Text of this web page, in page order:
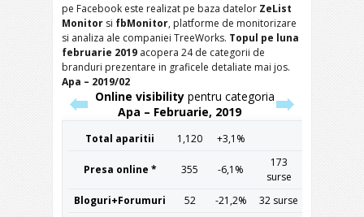
pe Facebook este realizat pe baza datelor ZeList
Monitor si fbMonitor, platforme de monitorizare
si analiza ale companiei TreeWorks. Topul pe luna
februarie 2019 acopera 24 de categorii de
branduri prezentare in graficele detaliate mai jos.
Apa – 2019/02